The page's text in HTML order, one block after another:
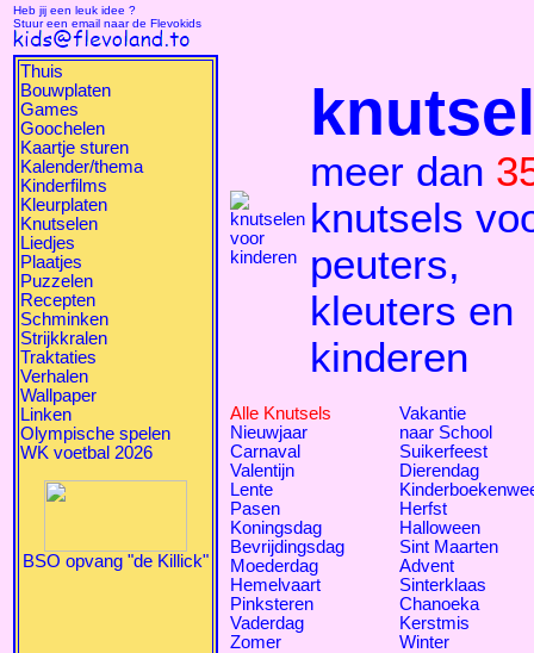
Heb jij een leuk idee ?
Stuur een email naar de Flevokids
Thuis
Bouwplaten
Games
Goochelen
Kaartje sturen
Kalender/thema
Kinderfilms
Kleurplaten
Knutselen
Liedjes
Plaatjes
Puzzelen
Recepten
Schminken
Strijkkralen
Traktaties
Verhalen
Wallpaper
Linken
Olympische spelen
WK voetbal 2026
BSO opvang "de Killick"
meer dan
knutsels
peuters,
kleuters en
kinderen
Alle Knutsels
Nieuwjaar
Carnaval
Valentijn
Lente
Pasen
Koningsdag
Bevrijdingsdag
Moederdag
Hemelvaart
Pinksteren
Vaderdag
Zomer
Vakantie
naar School
Suikerfeest
Dierendag
Herfst
Halloween
Sint Maarten
Advent
Sinterklaas
Chanoeka
Kerstmis
Winter